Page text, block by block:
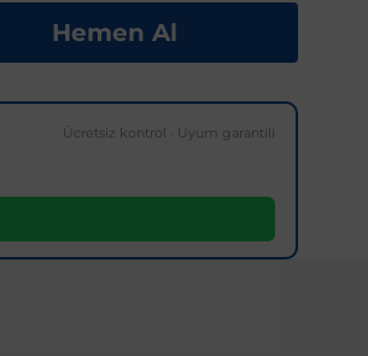
Hemen Al
Ücretsiz kontrol · Uyum garantili